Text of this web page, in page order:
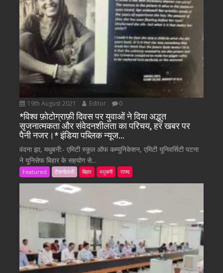
19th August 2021 Editor 0
*विश्व फ़ोटोग्राफ़ी दिवस पर युवाओं ने दिया अद्भुत
सृजनात्मकता और संवेदनशीलता का परिचय, हर खबर पर
पैनी नजर।* इंडिया पब्लिक न्यूज…
वंदना झा, मधुबनी:- एमिटी स्कूल ऑफ कम्युनिकेशन, एमिटी यूनिवर्सिटी पटना
ने यूनिसेफ बिहार के सहयोग से...
Featured टैकनोलजी बिहार मधुबनी राज्य